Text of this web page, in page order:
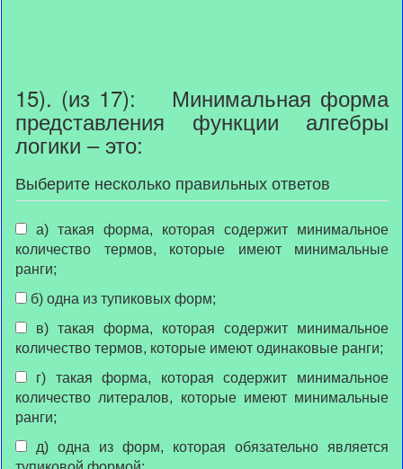
15). (из 17): Минимальная форма
представления функции алгебры
логики – это:
Выберите несколько правильных ответов
количество термов, которые имеют минимальные
ранги;
б) одна из тупиковых форм;
количество термов, которые имеют одинаковые ранги;
количество литералов, которые имеют минимальные
ранги;